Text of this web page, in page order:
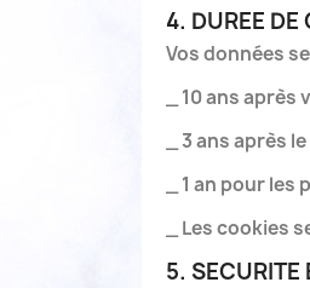
4. DUREE DE
Vos données
_ 10 ans
_ 3 ans après
_ 1 an pour
_ Les cookies
5. SECURITE